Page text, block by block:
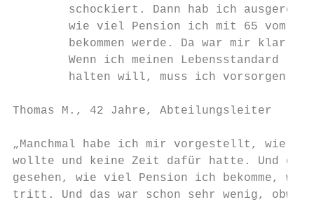
schockiert. Dann hab ich
wie viel Pension ich mit 65 vom
        bekommen werde. Da war mir klar:
        Wenn ich meinen Lebensstandard
        halten will, muss ich vorsorgen.“
Thomas M., 42 Jahre, Abteilungsleiter
„Manchmal habe ich mir vorgestellt, wie
wollte und keine Zeit dafür hatte. Und dann
gesehen, wie viel Pension ich bekomme,
tritt. Und das war schon sehr wenig,